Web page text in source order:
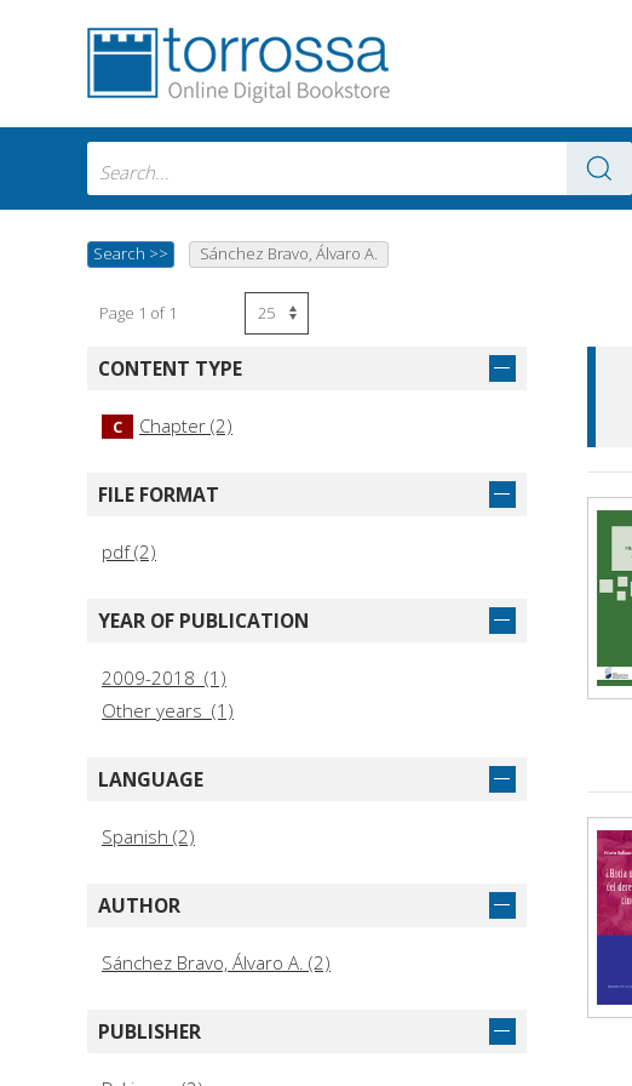
Search >> Sánchez Bravo, Álvaro A.
Page 1 of 1
CONTENT TYPE
C Chapter (2)
FILE FORMAT
pdf (2)
YEAR OF PUBLICATION
2009-2018 (1)
Other years (1)
LANGUAGE
Spanish (2)
AUTHOR
Sánchez Bravo, Álvaro A. (2)
PUBLISHER